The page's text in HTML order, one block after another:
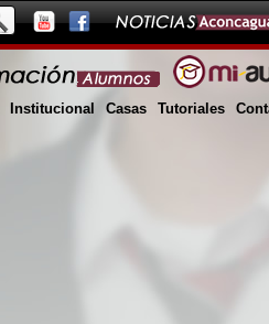
Institucional Casas Tutoriales